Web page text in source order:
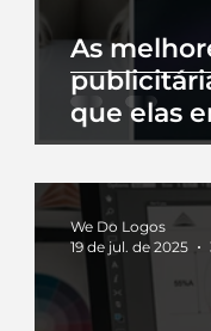
As
que elas
We Do Logos
19 de jul. de 2025